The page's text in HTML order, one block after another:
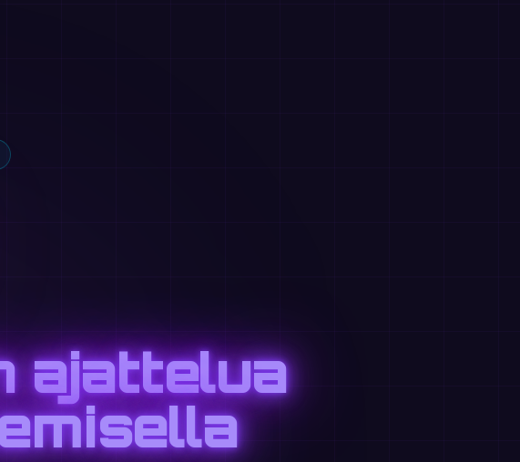
ajattelua